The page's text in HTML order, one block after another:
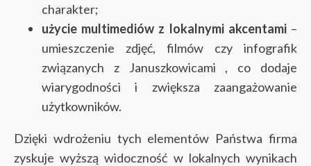
charakter;
użycie multimediów z lokalnymi akcentami–
umieszczenie zdjęć, filmów czy infografik
związanych z Januszkowicami , co dodaje
wiarygodności i zwiększa zaangażowanie
użytkowników.
Dzięki wdrożeniu tych elementów Państwa firma
zyskuje wyższą widoczność w lokalnych wynikach